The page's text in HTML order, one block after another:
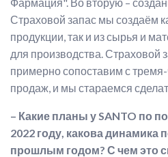
Страховой запас мы создаём
продукции, так и из сырья и
для производства. Страховой
примерно сопоставим с
продаж, и мы стараемся
– Какие планы у SANTO по
2022 году, какова динамика
прошлым годом? С чем это